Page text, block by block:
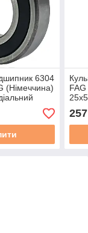
6304
(Німеччина)
257